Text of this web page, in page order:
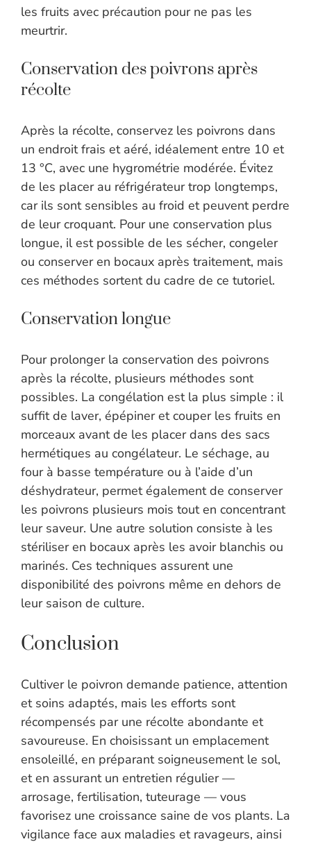
les fruits avec précaution pour ne pas les
meurtrir.
Conservation des poivrons après
récolte
Après la récolte, conservez les poivrons dans
un endroit frais et aéré, idéalement entre 10 et
13 °C, avec une hygrométrie modérée. Évitez
de les placer au réfrigérateur trop longtemps,
car ils sont sensibles au froid et peuvent perdre
de leur croquant. Pour une conservation plus
longue, il est possible de les sécher, congeler
ou conserver en bocaux après traitement, mais
ces méthodes sortent du cadre de ce tutoriel.
Conservation longue
Pour prolonger la conservation des poivrons
après la récolte, plusieurs méthodes sont
possibles. La congélation est la plus simple : il
suffit de laver, épépiner et couper les fruits en
morceaux avant de les placer dans des sacs
hermétiques au congélateur. Le séchage, au
four à basse température ou à l’aide d’un
déshydrateur, permet également de conserver
les poivrons plusieurs mois tout en concentrant
leur saveur. Une autre solution consiste à les
stériliser en bocaux après les avoir blanchis ou
marinés. Ces techniques assurent une
disponibilité des poivrons même en dehors de
leur saison de culture.
Conclusion
Cultiver le poivron demande patience, attention
et soins adaptés, mais les efforts sont
récompensés par une récolte abondante et
savoureuse. En choisissant un emplacement
ensoleillé, en préparant soigneusement le sol,
et en assurant un entretien régulier —
arrosage, fertilisation, tuteurage — vous
favorisez une croissance saine de vos plants. La
vigilance face aux maladies et ravageurs, ainsi